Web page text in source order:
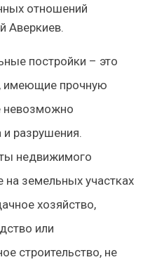
отношений
Аверкиев.
постройки – это
имеющие прочную
невозможно
разрушения.
недвижимого
земельных участках
хозяйство,
или
строительство, не